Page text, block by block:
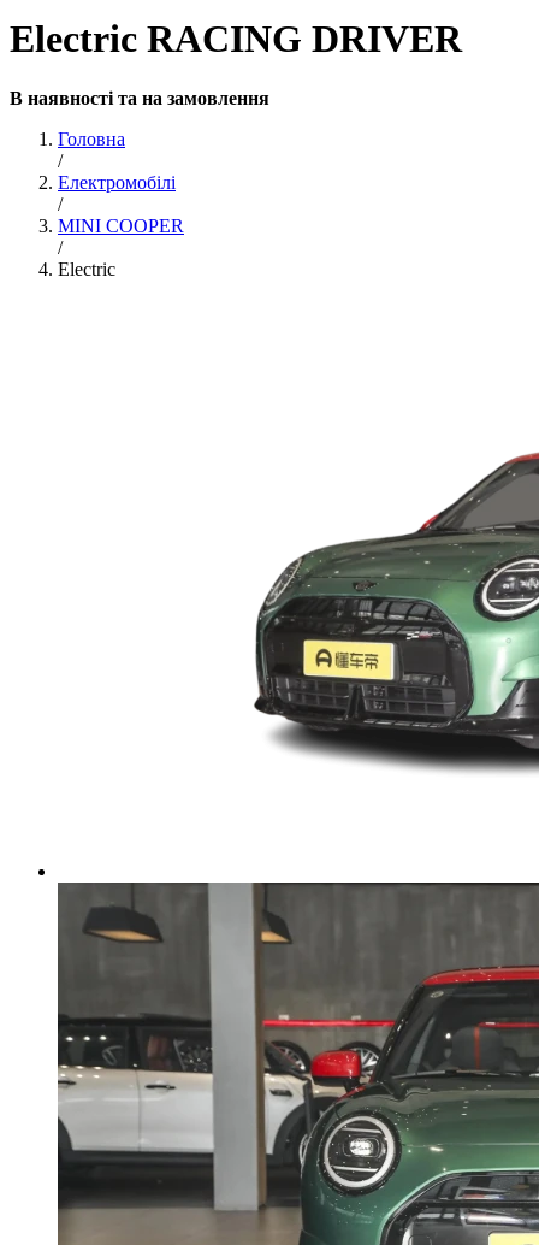
Electric RACING DRIVER
В наявності та на замовлення
Головна
/
Електромобілі
/
MINI COOPER
/
Electric